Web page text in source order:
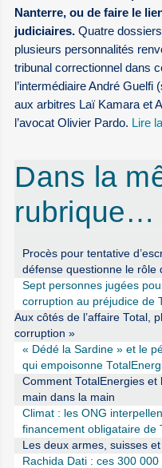
Nanterre, ou de faire le
judiciaires. Quatre
plusieurs personnalités
tribunal correctionnel dans
l’intermédiaire André
aux arbitres Laï Kamara et
l’avocat Olivier Pardo. Lire
Dans la
rubrique…
Procès pour tentative
défense questionne le rôle
Sept personnes jugées
corruption au préjudice de
Aux côtés de l’affaire Total,
corruption »
« Dédé la Sardine » et le
qui empoisonne
Comment TotalEnergies
main dans la main
Climat : les ONG
financement obligataire de
Les deux armes, suisses
Rachida Dati : ces 300